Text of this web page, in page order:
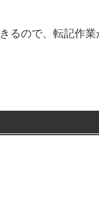
るので、転記作業